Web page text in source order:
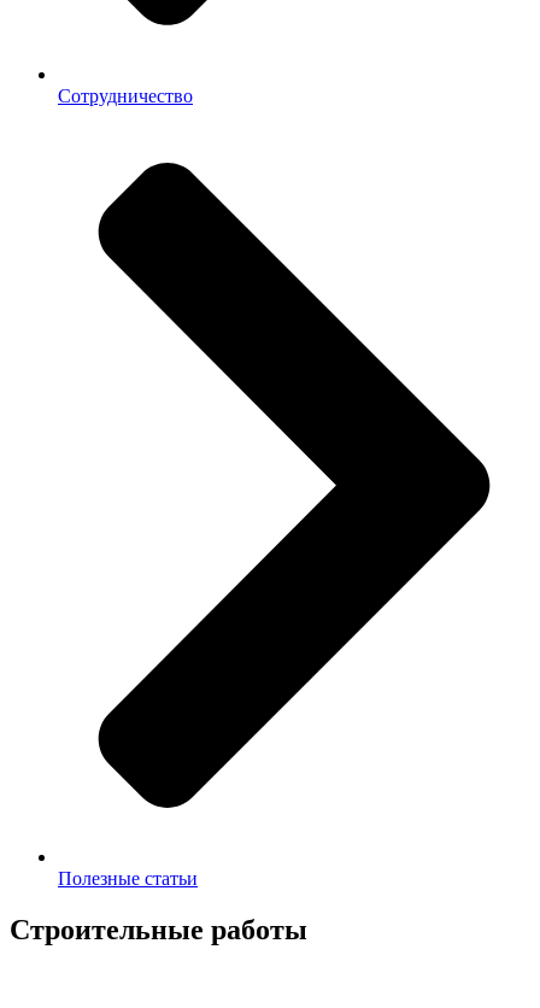
Сотрудничество
Полезные статьи
Строительные работы